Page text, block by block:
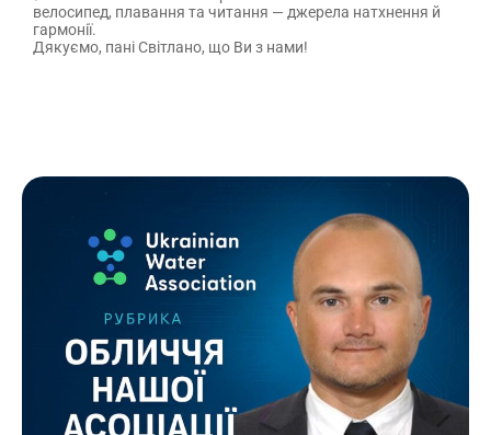
велосипед, плавання та читання — джерела натхнення й
гармонії.
Дякуємо, пані Світлано, що Ви з нами!